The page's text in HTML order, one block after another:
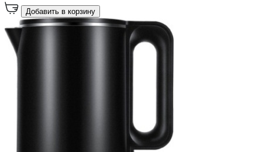
Добавить в корзину